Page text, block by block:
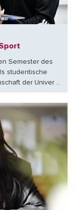
Semester des
studentische
der Univer ...